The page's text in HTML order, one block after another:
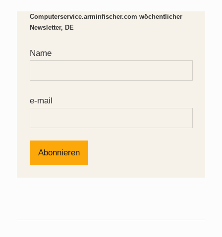
Computerservice.arminfischer.com wöchentlicher
Newsletter, DE
Name
e-mail